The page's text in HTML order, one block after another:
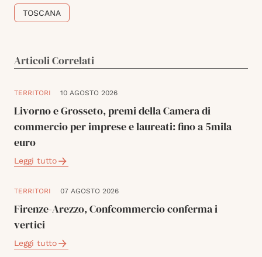
TOSCANA
Articoli Correlati
TERRITORI 10 AGOSTO 2026
Livorno e Grosseto, premi della Camera di
commercio per imprese e laureati: fino a 5mila
euro
Leggi tutto
TERRITORI 07 AGOSTO 2026
Firenze-Arezzo, Confcommercio conferma i
vertici
Leggi tutto